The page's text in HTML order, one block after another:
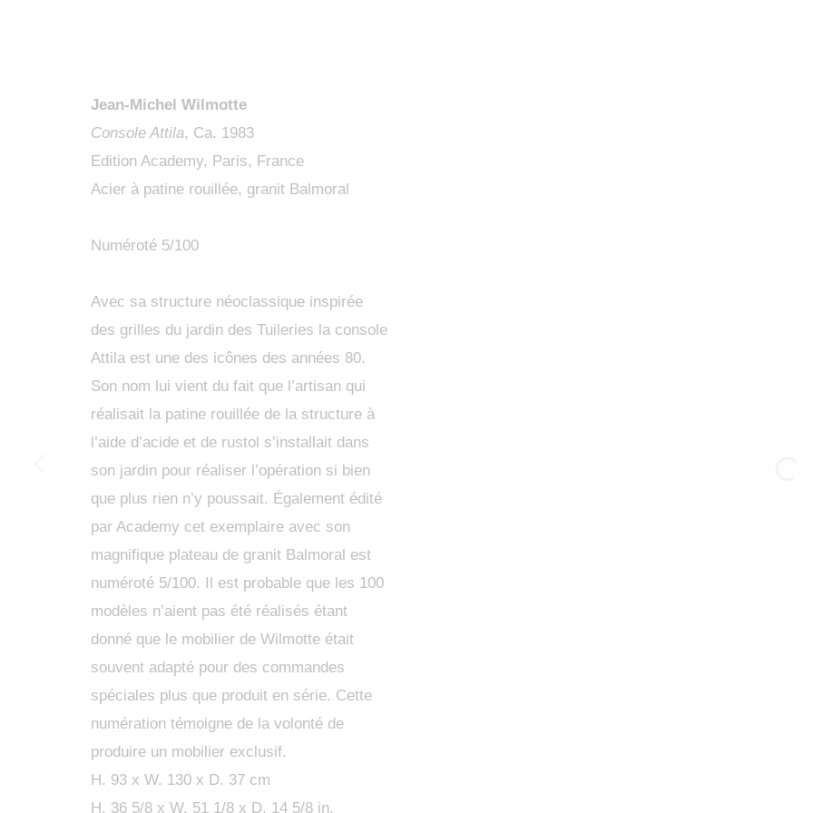
ARTWORKS
MANAGE COOKIES
Jean-Michel Wilmotte
Console Attila, Ca. 1983
Edition Academy, Paris, France
Acier à patine rouillée, granit Balmoral
Numéroté 5/100
Avec sa structure néoclassique inspirée
des grilles du jardin des Tuileries la console
Attila est une des icônes des années 80.
Son nom lui vient du fait que l’artisan qui
réalisait la patine rouillée de la structure à
l’aide d’acide et de rustol s’installait dans
son jardin pour réaliser l’opération si bien
que plus rien n’y poussait. Également édité
par Academy cet exemplaire avec son
magnifique plateau de granit Balmoral est
numéroté 5/100. Il est probable que les 100
modèles n’aient pas été réalisés étant
donné que le mobilier de Wilmotte était
souvent adapté pour des commandes
spéciales plus que produit en série. Cette
numération témoigne de la volonté de
produire un mobilier exclusif.
H. 93 x W. 130 x D. 37 cm
H. 36 5/8 x W. 51 1/8 x D. 14 5/8 in.